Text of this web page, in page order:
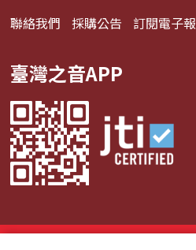
聯絡我們 採購公告 訂閱電子報
臺灣之音APP